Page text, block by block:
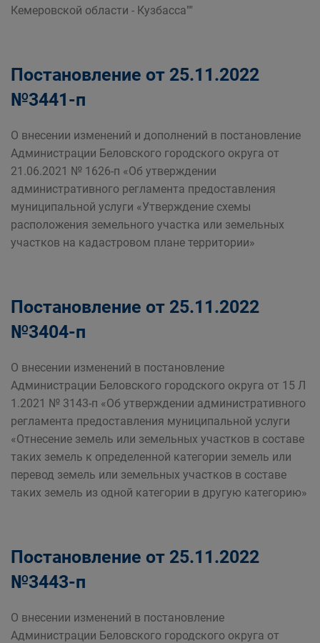
Кемеровской области - Кузбасса""
Постановление от 25.11.2022
№3441-п
О внесении изменений и дополнений в постановление
Администрации Беловского городского округа от
21.06.2021 № 1626-п «Об утверждении
административного регламента предоставления
муниципальной услуги «Утверждение схемы
расположения земельного участка или земельных
участков на кадастровом плане территории»
Постановление от 25.11.2022
№3404-п
О внесении изменений в постановление
Администрации Беловского городского округа от 15 Л
1.2021 № 3143-п «Об утверждении административного
регламента предоставления муниципальной услуги
«Отнесение земель или земельных участков в составе
таких земель к определенной категории земель или
перевод земель или земельных участков в составе
таких земель из одной категории в другую категорию»
Постановление от 25.11.2022
№3443-п
О внесении изменений в постановление
Администрации Беловского городского округа от